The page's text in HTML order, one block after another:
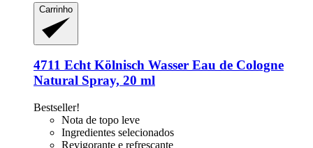
Carrinho
4711 Echt Kölnisch Wasser Eau de Cologne
Natural Spray, 20 ml
Bestseller!
Nota de topo leve
Ingredientes selecionados
Revigorante e refrescante